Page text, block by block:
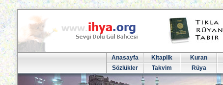
Anasayfa Kitaplik Kuran
Sözlükler
Takvim Rüya